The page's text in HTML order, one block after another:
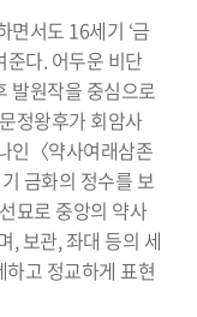
면서도 16세기 ‘금
준다. 어두운 비단
발원작을 중심으로
정왕후가 회암사
인〈약사여래삼존
금화의 정수를 보
묘로 중앙의 약사
, 보관, 좌대 등의 세
고 정교하게 표현